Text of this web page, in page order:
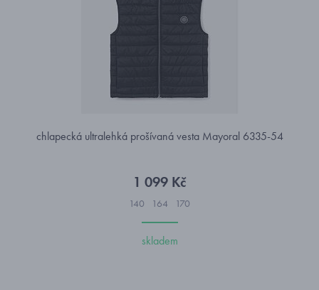
chlapecká ultralehká prošívaná vesta Mayoral 6335-54
1 099 Kč
140 164 170
skladem